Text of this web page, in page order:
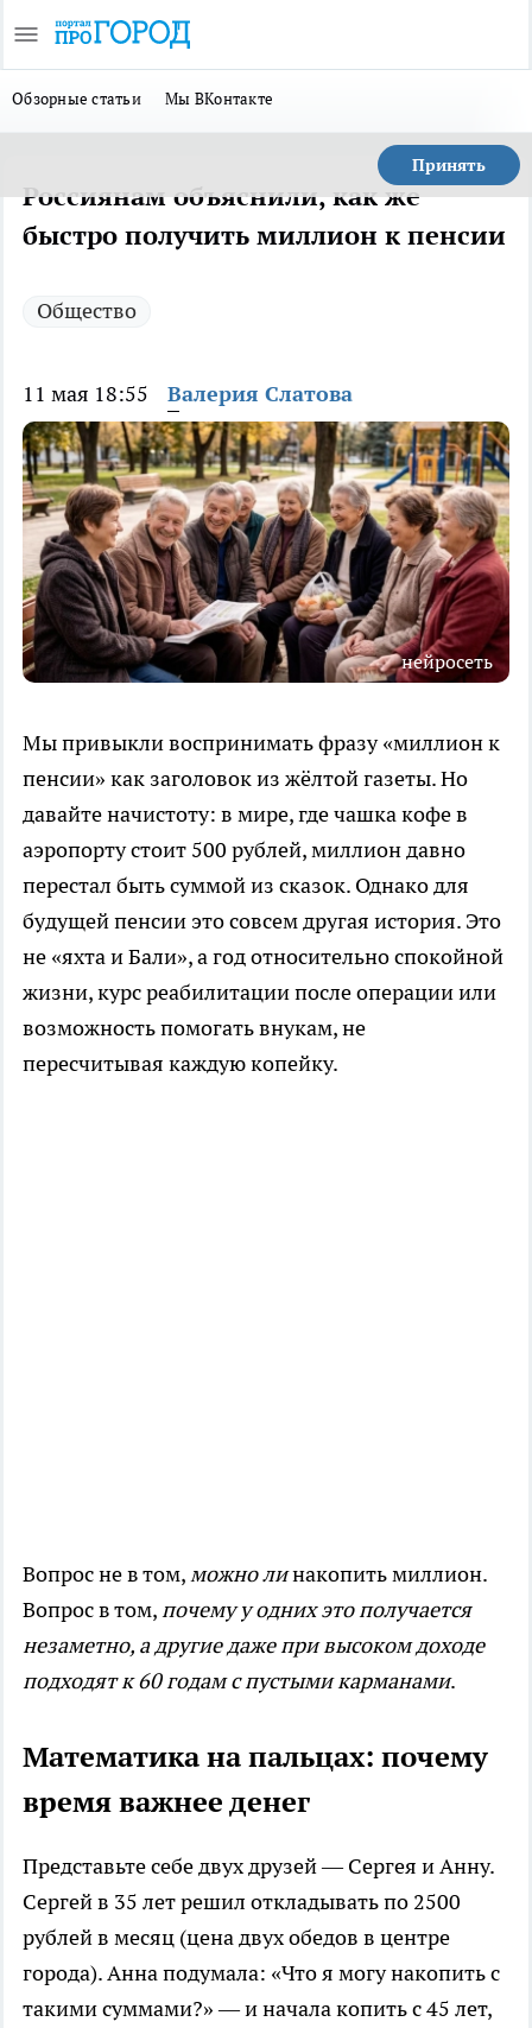
Обзорные статьи Мы ВКонтакте
Принять
Россиянам объяснили, как же
быстро получить миллион к пенсии
Общество
11 мая 18:55 Валерия Слатова
нейросеть
Мы привыкли воспринимать фразу «миллион к
пенсии» как заголовок из жёлтой газеты. Но
давайте начистоту: в мире, где чашка кофе в
аэропорту стоит 500 рублей, миллион давно
перестал быть суммой из сказок. Однако для
будущей пенсии это совсем другая история. Это
не «яхта и Бали», а год относительно спокойной
жизни, курс реабилитации после операции или
возможность помогать внукам, не
пересчитывая каждую копейку.
Вопрос не в том,можно линакопить миллион.
Вопрос в том,почему у одних это получается
незаметно, а другие даже при высоком доходе
подходят к 60 годам с пустыми карманами.
Математика на пальцах: почему
время важнее денег
Представьте себе двух друзей — Сергея и Анну.
Сергей в 35 лет решил откладывать по 2500
рублей в месяц (цена двух обедов в центре
города). Анна подумала: «Что я могу накопить с
такими суммами?» — и начала копить с 45 лет,